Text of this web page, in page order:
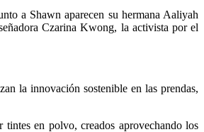
a Shawn aparecen su hermana Aaliyah
Czarina Kwong, la activista por el
la innovación sostenible en las prendas,
en polvo, creados aprovechando los